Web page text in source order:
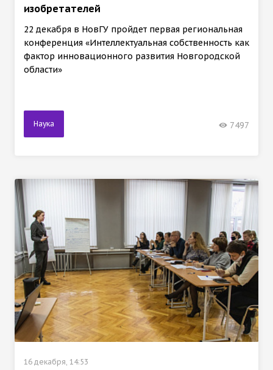
изобретателей
22 декабря в НовГУ пройдет первая региональная
конференция «Интеллектуальная собственность как
фактор инновационного развития Новгородской
области»
Наука 7497
16 декабря, 14:53